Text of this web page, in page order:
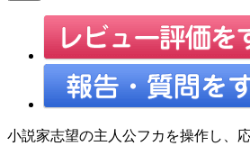
小説家志望の主人公フカを操作し、